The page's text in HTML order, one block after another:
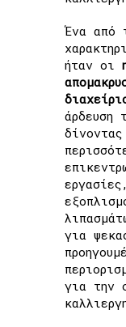
Ένα από
ήταν οι
άρδευση
για
για την